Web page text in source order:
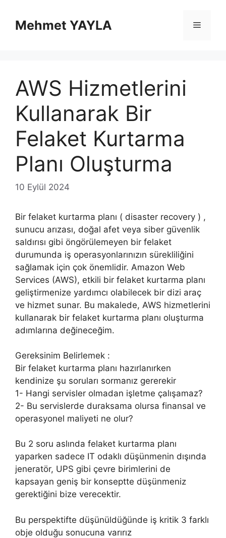
Mehmet YAYLA Menü
AWS Hizmetlerini
Kullanarak Bir
Felaket Kurtarma
Planı Oluşturma
10 Eylül 2024
Bir felaket kurtarma planı ( disaster recovery ) ,
sunucu arızası, doğal afet veya siber güvenlik
saldırısı gibi öngörülemeyen bir felaket
durumunda iş operasyonlarınızın sürekliliğini
sağlamak için çok önemlidir. Amazon Web
Services (AWS), etkili bir felaket kurtarma planı
geliştirmenize yardımcı olabilecek bir dizi araç
ve hizmet sunar. Bu makalede, AWS hizmetlerini
kullanarak bir felaket kurtarma planı oluşturma
adımlarına değineceğim.
Gereksinim Belirlemek :
Bir felaket kurtarma planı hazırlanırken
kendinize şu soruları sormanız gererekir
1- Hangi servisler olmadan işletme çalışamaz?
2- Bu servislerde duraksama olursa finansal ve
operasyonel maliyeti ne olur?
Bu 2 soru aslında felaket kurtarma planı
yaparken sadece IT odaklı düşünmenin dışında
jeneratör, UPS gibi çevre birimlerini de
kapsayan geniş bir konseptte düşünmeniz
gerektiğini bize verecektir.
Bu perspektifte düşünüldüğünde iş kritik 3 farklı
obje olduğu sonucuna varırız